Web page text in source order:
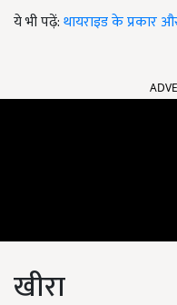
ये भी पढ़ें:थायराइड के प्रकार
खीरा